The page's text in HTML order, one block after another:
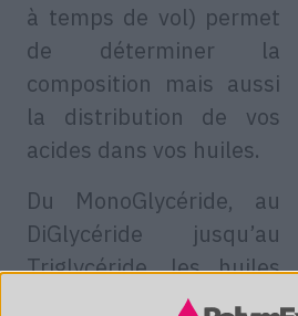
à temps de vol) permet
de déterminer la
composition mais aussi
la distribution de vos
acides dans vos huiles.
Du MonoGlycéride, au
DiGlycéride jusqu’au
Triglycéride, les huiles
n’auront plus de secret